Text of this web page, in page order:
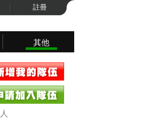
註冊
其他
人